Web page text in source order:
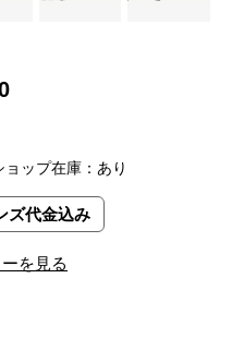
を見る
ョップ在庫：あり
ズ代金込み